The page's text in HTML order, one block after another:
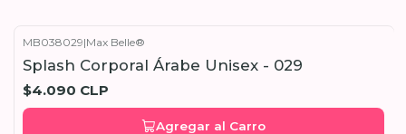
MB038029|Max Belle®
Splash Corporal Árabe Unisex - 029
$4.090 CLP
Agregar al Carro